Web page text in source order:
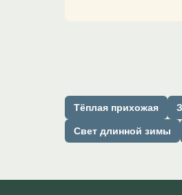
Тёплая прихожая
Свет длинной зимы